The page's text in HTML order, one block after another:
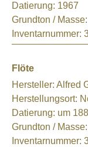
Datierung: 1967
Grundton / Masse:
Inventarnummer:
Flöte
Hersteller: Alfred
Herstellungsort:
Datierung: um
Grundton / Masse:
Inventarnummer: